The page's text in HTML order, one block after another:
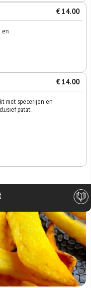
€ 14.00
en
€ 14.00
met specerijen en
patat.